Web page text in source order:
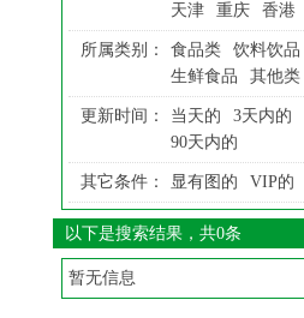
天津
重庆 香港
所属类别： 食品类 饮料饮品
生鲜食品
其他类
更新时间： 当天的 3天内的
90天内的
其它条件： 显有图的 VIP的
以下是搜索结果，共0条
暂无信息